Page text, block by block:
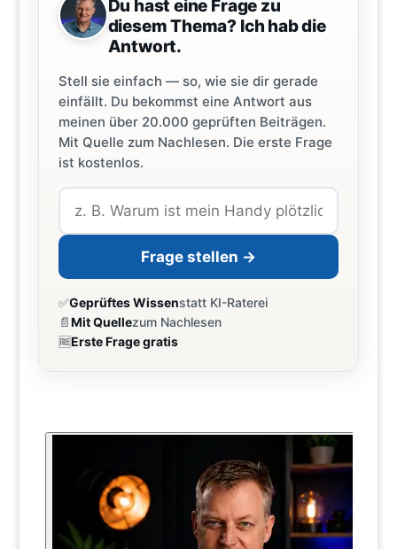
Du hast eine Frage zu
diesem Thema? Ich hab die
Antwort.
Stell sie einfach — so, wie sie dir gerade
einfällt. Du bekommst eine Antwort aus
meinen über 20.000 geprüften Beiträgen.
Mit Quelle zum Nachlesen. Die erste Frage
ist kostenlos.
Frage stellen →
✅Geprüftes Wissenstatt KI-Raterei
📄Mit Quellezum Nachlesen
🆓Erste Frage gratis